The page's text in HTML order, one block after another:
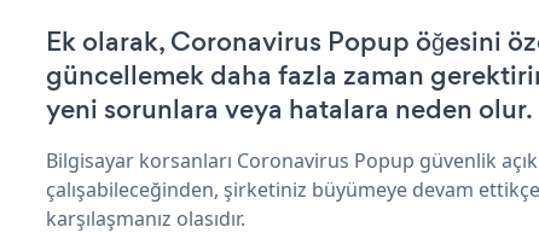
Ek olarak, Coronavirus Popup öğesini
güncellemek daha fazla zaman
yeni sorunlara veya hatalara neden olur.
Bilgisayar korsanları Coronavirus Popup güvenlik
çalışabileceğinden, şirketiniz büyümeye devam
karşılaşmanız olasıdır.